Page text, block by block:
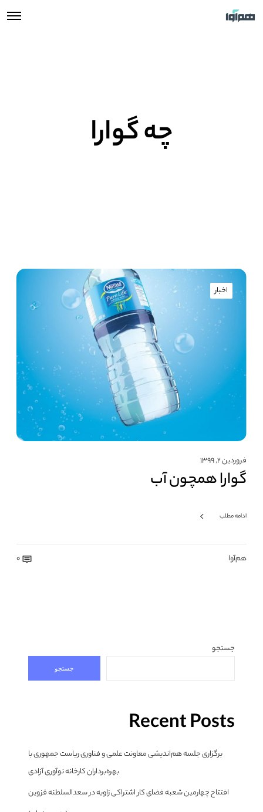
چه گوارا
اخبار
فروردین ۲, ۱۳۹۹
گوارا همچون آب
ادامه مطلب
هم‌آوا 0
جستجو
جستجو
Recent Posts
برگزاری جلسه هم‌اندیشی معاونت علمی و فناوری ریاست جمهوری با
بهره‌برداران کارخانه نوآوری آزادی
افتتاح چهارمین شعبه فضای کار اشتراکی زاویه در سعدالسلطنه قزوین